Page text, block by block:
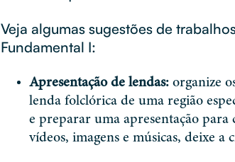
Veja algumas sugestões de
Fundamental I:
Apresentação de lendas: organize
lenda folclórica de uma região
e preparar uma apresentação
vídeos, imagens e músicas, deixe a